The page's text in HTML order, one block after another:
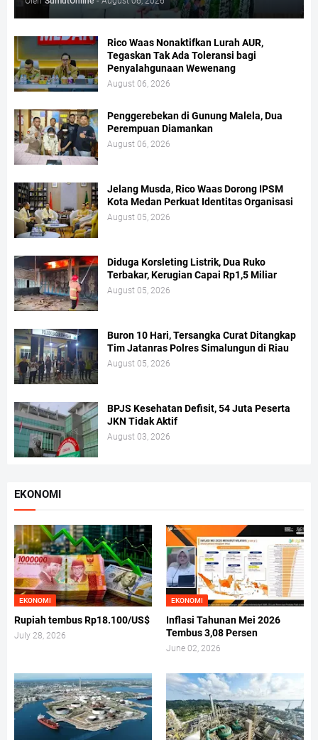
Rico Waas Nonaktifkan Lurah AUR,
Tegaskan Tak Ada Toleransi bagi
Penyalahgunaan Wewenang
August 06, 2026
Penggerebekan di Gunung Malela, Dua
Perempuan Diamankan
August 06, 2026
Jelang Musda, Rico Waas Dorong IPSM
Kota Medan Perkuat Identitas Organisasi
August 05, 2026
Diduga Korsleting Listrik, Dua Ruko
Terbakar, Kerugian Capai Rp1,5 Miliar
August 05, 2026
Buron 10 Hari, Tersangka Curat Ditangkap
Tim Jatanras Polres Simalungun di Riau
August 05, 2026
BPJS Kesehatan Defisit, 54 Juta Peserta
JKN Tidak Aktif
August 03, 2026
EKONOMI
EKONOMI
Rupiah tembus Rp18.100/US$
July 28, 2026
EKONOMI
Inflasi Tahunan Mei 2026
Tembus 3,08 Persen
June 02, 2026